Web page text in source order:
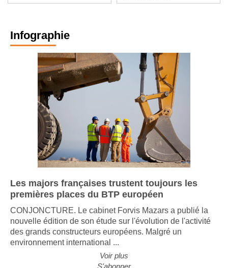
Infographie
Les majors françaises trustent toujours les
premières places du BTP européen
CONJONCTURE. Le cabinet Forvis Mazars a publié la
nouvelle édition de son étude sur l'évolution de l'activité
des grands constructeurs européens. Malgré un
environnement international ...
Voir plus
S'abonner